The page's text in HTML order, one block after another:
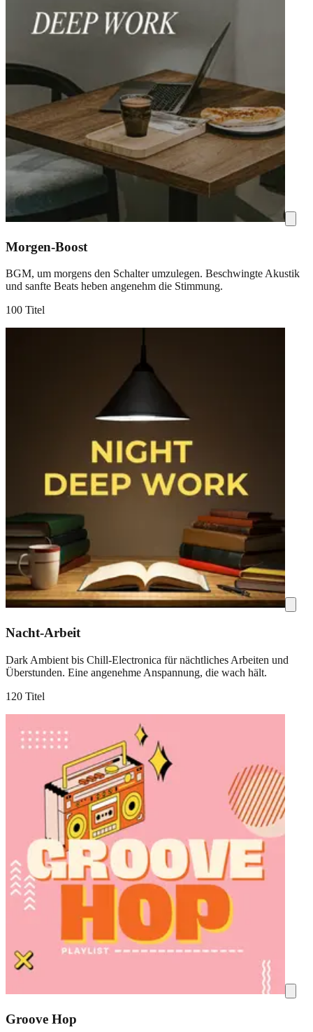
Morgen-Boost
BGM, um morgens den Schalter umzulegen. Beschwingte Akustik
und sanfte Beats heben angenehm die Stimmung.
100 Titel
Nacht-Arbeit
Dark Ambient bis Chill-Electronica für nächtliches Arbeiten und
Überstunden. Eine angenehme Anspannung, die wach hält.
120 Titel
Groove Hop